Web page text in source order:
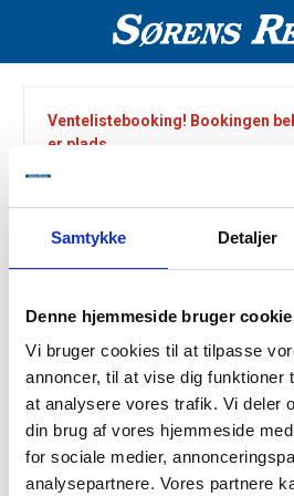
Samtykke Detaljer
Denne hjemmeside bruger
Vi bruger cookies til at tilpasse
annoncer, til at vise dig funktioner
at analysere vores trafik. Vi deler
din brug af vores hjemmeside
for sociale medier,
analysepartnere. Vores partnere
Ventelistebooking! Bookingen
er plads.
Valgt rejse
Destination:
Rügen
Periode:
7 - 11 september 2026
Inkluderet i rejsen:
Kaffe og rundstykke 1. dag
1 x frokostpakke 1. dag